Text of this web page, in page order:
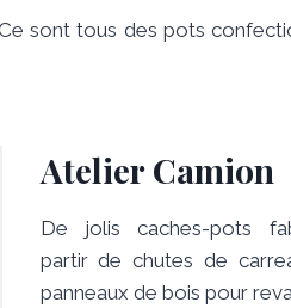
sont tous des pots
Atelier Camion
De jolis caches-pots
partir de chutes de
panneaux de bois pour